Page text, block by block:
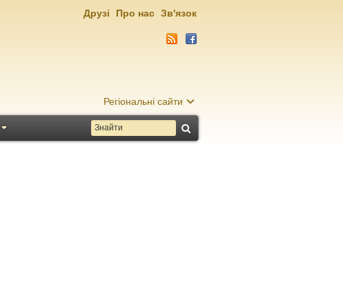
Регіональні сайти
Друзі Про нас Зв'язок